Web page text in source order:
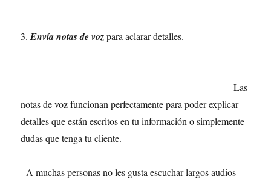
3.Envía notas de vozpara aclarar detalles.
Las
notas de voz funcionan perfectamente para poder explicar
detalles que están escritos en tu información o simplemente
dudas que tenga tu cliente.
A muchas personas no les gusta escuchar largos audios